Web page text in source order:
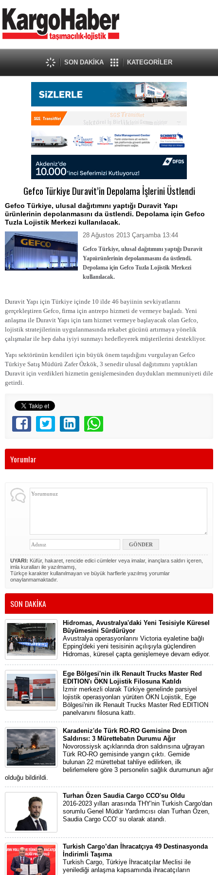
SON DAKİKA KATEGORİLER
Gefco Türkiye Duravit’in Depolama İşlerini Üstlendi
Gefco Türkiye, ulusal dağıtımını yaptığı Duravit Yapı
ürünlerinin depolanmasını da üstlendi. Depolama için Gefco
Tuzla Lojistik Merkezi kullanılacak.
28 Ağustos 2013 Çarşamba 13:44
Gefco Türkiye, ulusal dağıtımını yaptığı Duravit
Yapıürünlerinin depolanmasını da üstlendi.
Depolama için Gefco Tuzla Lojistik Merkezi
kullanılacak.
Duravit Yapı için Türkiye içinde 10 ilde 46 bayiinin sevkiyatlarını
gerçekleştiren Gefco, firma için antrepo hizmeti de vermeye başladı. Yeni
anlaşma ile Duravit Yapı için tam hizmet vermeye başlayacak olan Gefco,
lojistik stratejilerinin uygulanmasında rekabet gücünü artırmaya yönelik
çalışmalar ile hep daha iyiyi sunmayı hedefleyerek müşterilerini destekliyor.
Yapı sektörünün kendileri için büyük önem taşıdığını vurgulayan Gefco
Türkiye Satış Müdürü Zafer Özkök, 3 senedir ulusal dağıtımını yaptıkları
Duravit için verdikleri hizmetin genişlemesinden duydukları memnuniyeti dile
getirdi.
Yorumlar
UYARI: Küfür, hakaret, rencide edici cümleler veya imalar, inançlara saldırı içeren,
imla kuralları ile yazılmamış,
Türkçe karakter kullanılmayan ve büyük harflerle yazılmış yorumlar
onaylanmamaktadır.
SON DAKİKA
Hidromas, Avustralya'daki Yeni Tesisiyle Küresel
Büyümesini Sürdürüyor
Avustralya operasyonlarını Victoria eyaletine bağlı
Epping'deki yeni tesisinin açılışıyla güçlendiren
Hidromas, küresel çapta genişlemeye devam ediyor.
Ege Bölgesi'nin ilk Renault Trucks Master Red
EDITION'ı ÖKN Lojistik Filosuna Katıldı
İzmir merkezli olarak Türkiye genelinde parsiyel
lojistik operasyonları yürüten ÖKN Lojistik, Ege
Bölgesi'nin ilk Renault Trucks Master Red EDITION
panelvanını filosuna kattı.
Karadeniz'de Türk RO-RO Gemisine Dron
Saldırısı: 3 Mürettebatın Durumu Ağır
Novorossiysk açıklarında dron saldırısına uğrayan
Türk RO-RO gemisinde yangın çıktı. Gemide
bulunan 22 mürettebat tahliye edilirken, ilk
belirlemelere göre 3 personelin sağlık durumunun ağır
olduğu bildirildi.
Turhan Özen Saudia Cargo CCO'su Oldu
2016-2023 yılları arasında THY'nin Turkish Cargo'dan
sorumlu Genel Müdür Yardımcısı olan Turhan Özen,
Saudia Cargo CCO' su olarak atandı.
Turkish Cargo’dan İhracatçıya 49 Destinasyonda
İndirimli Taşıma
Turkish Cargo, Türkiye İhracatçılar Meclisi ile
yenilediği anlaşma kapsamında ihracatçıların